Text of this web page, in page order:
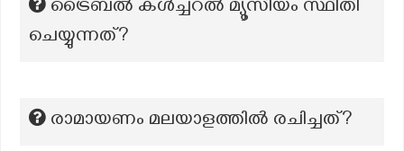
ട്രൈബൽ കൾച്ചറൽ മ്യൂസിയം സ്ഥിതി
ചെയ്യുന്നത്?
രാമായണം മലയാളത്തിൽ രചിച്ചത്?